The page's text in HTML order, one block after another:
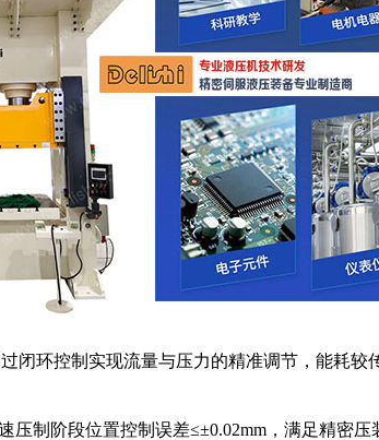
环控制实现流量与压力的精准调节，能耗较
制阶段位置控制误差≤±0.02mm，满足精密